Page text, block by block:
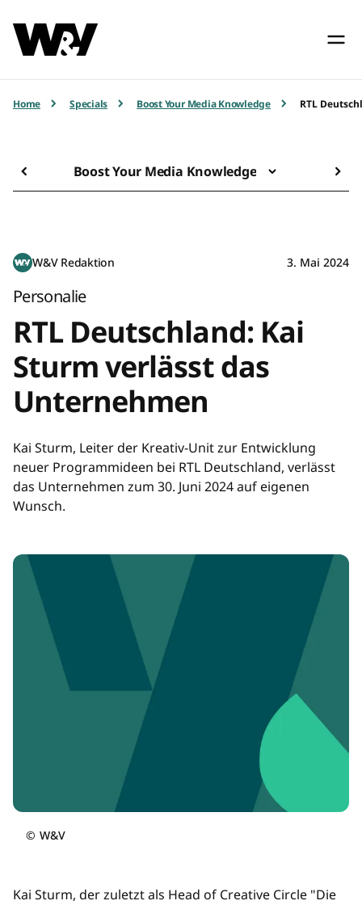
Home Specials Boost Your Media Knowledge RTL
Boost Your Media Knowledge
W&V Redaktion 3. Mai 2024
Personalie
RTL Deutschland: Kai
Sturm verlässt das
Unternehmen
Kai Sturm, Leiter der Kreativ-Unit zur Entwicklung
neuer Programmideen bei RTL Deutschland, verlässt
das Unternehmen zum 30. Juni 2024 auf eigenen
Wunsch.
© W&V
Kai Sturm, der zuletzt als Head of Creative Circle "Die